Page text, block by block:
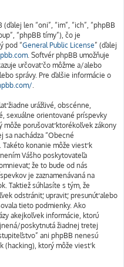
len “oni”, “im”, “ich”, “phpBB
“phpBB tímy”), čo je
pod “General Public License” (ďalej
. Softvér phpBB umožňuje
určovať čo môžme a/alebo
správy. Pre ďalšie informácie o
žiadne urážlivé, obscénne,
sexuálne orientované príspevky
porušovať ktorékoľvek zákony
sa nachádza “Obecné
konanie môže viesť k
Vášho poskytovateľa
že to bude od nás
je zaznamenávaná na
Taktiež súhlasíte s tým, že
odstrániť, upraviť, presunúť alebo
tieto podmienky. Ako
akejkoľvek informácie, ktorú
poskytnutá žiadnej tretej
ani phpBB nenesú
(hacking), ktorý môže viesť k